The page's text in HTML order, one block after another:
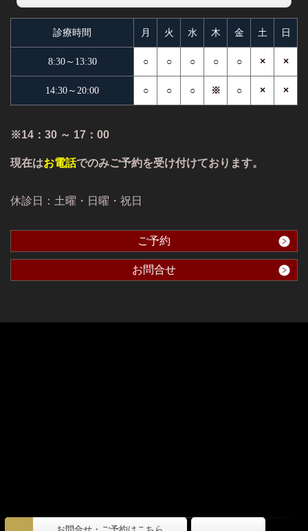
診療時間 月 火 水 木 金 土 日
8:30～13:30 ○ ○ ○ ○ ○ × ×
14:30～20:00 ○ ○ ○ ※ ○ × ×
※14：30 ～ 17：00
現在はお電話でのみご予約を受け付けております。
休診日：土曜・日曜・祝日
ご予約
お問合せ
(c) 寺前歯科